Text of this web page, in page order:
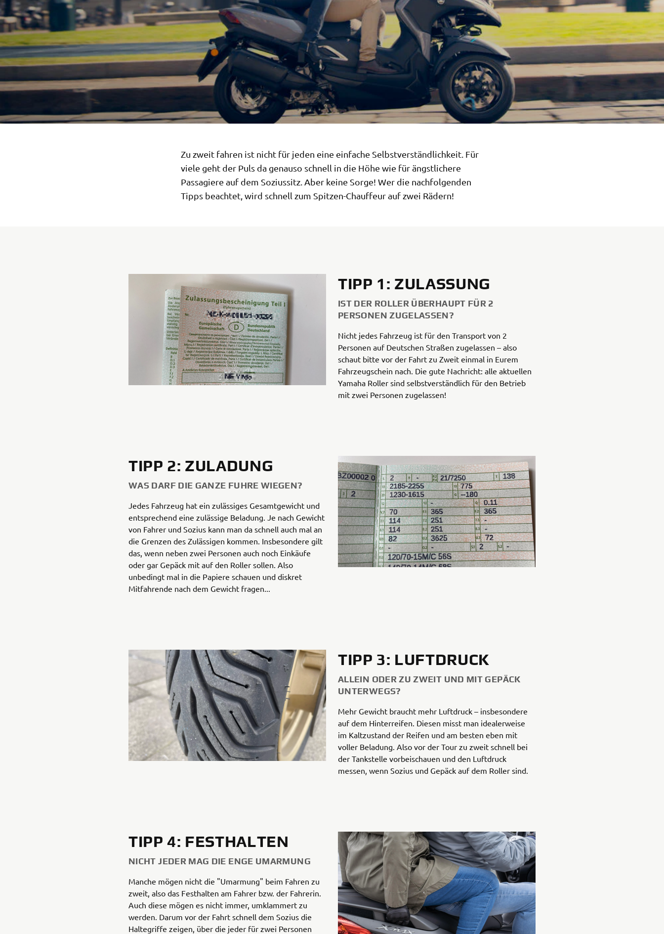
Zu zweit fahren ist nicht für jeden eine einfache Selbstverständlichkeit. Für
viele geht der Puls da genauso schnell in die Höhe wie für ängstlichere
Passagiere auf dem Soziussitz. Aber keine Sorge! Wer die nachfolgenden
Tipps beachtet, wird schnell zum Spitzen-Chauffeur auf zwei Rädern!
TIPP 1: ZULASSUNG
IST DER ROLLER ÜBERHAUPT FÜR 2
PERSONEN ZUGELASSEN?
Nicht jedes Fahrzeug ist für den Transport von 2
Personen auf Deutschen Straßen zugelassen – also
schaut bitte vor der Fahrt zu Zweit einmal in Eurem
Fahrzeugschein nach. Die gute Nachricht: alle aktuellen
Yamaha Roller sind selbstverständlich für den Betrieb
mit zwei Personen zugelassen!
TIPP 2: ZULADUNG
WAS DARF DIE GANZE FUHRE WIEGEN?
Jedes Fahrzeug hat ein zulässiges Gesamtgewicht und
entsprechend eine zulässige Beladung. Je nach Gewicht
von Fahrer und Sozius kann man da schnell auch mal an
die Grenzen des Zulässigen kommen. Insbesondere gilt
das, wenn neben zwei Personen auch noch Einkäufe
oder gar Gepäck mit auf den Roller sollen. Also
unbedingt mal in die Papiere schauen und diskret
Mitfahrende nach dem Gewicht fragen...
TIPP 3: LUFTDRUCK
ALLEIN ODER ZU ZWEIT UND MIT GEPÄCK
UNTERWEGS?
Mehr Gewicht braucht mehr Luftdruck – insbesondere
auf dem Hinterreifen. Diesen misst man idealerweise
im Kaltzustand der Reifen und am besten eben mit
voller Beladung. Also vor der Tour zu zweit schnell bei
der Tankstelle vorbeischauen und den Luftdruck
messen, wenn Sozius und Gepäck auf dem Roller sind.
TIPP 4: FESTHALTEN
NICHT JEDER MAG DIE ENGE UMARMUNG
Manche mögen nicht die "Umarmung" beim Fahren zu
zweit, also das Festhalten am Fahrer bzw. der Fahrerin.
Auch diese mögen es nicht immer, umklammert zu
werden. Darum vor der Fahrt schnell dem Sozius die
Haltegriffe zeigen, über die jeder für zwei Personen